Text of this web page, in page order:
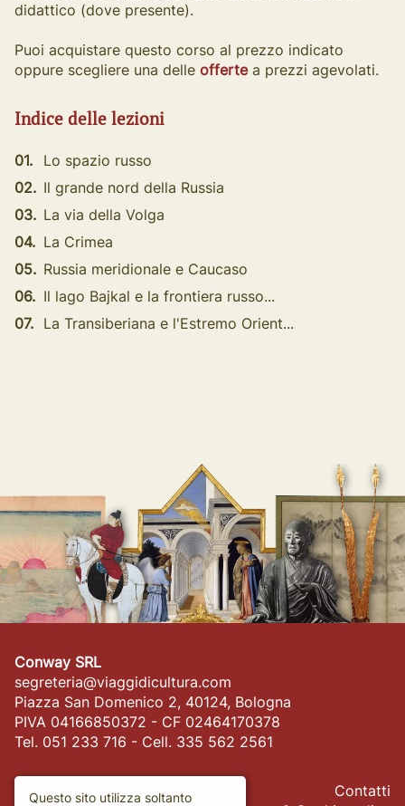
didattico (dove presente).
Puoi acquistare questo corso al prezzo indicato
oppure scegliere una delle offertea prezzi agevolati.
Indice delle lezioni
01.
Lo spazio russo
02. Il grande nord della Russia
03. La via della Volga
04. La Crimea
05. Russia meridionale e Caucaso
06. Il lago Bajkal e la frontiera russo...
07. La Transiberiana e l'Estremo Orient...
Conway SRL
segreteria@viaggidicultura.com
Piazza San Domenico 2, 40124, Bologna
PIVA 04166850372 - CF 02464170378
Tel. 051 233 716 - Cell. 335 562 2561
Contatti
Questo sito utilizza soltanto